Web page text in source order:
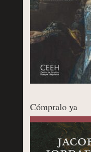
Cómpralo ya